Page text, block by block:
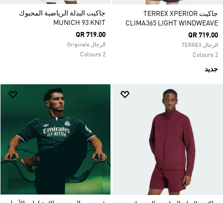
جاكيت TERREX XPERIOR
CLIMA365 LIGHT WINDWEAVE
QR 719.00
الرجال TERREX
2 Colours
جديد
جاكيت البدلة الرياضية المحبوك
MUNICH 93 KNIT
QR 719.00
الرجال Originals
2 Colours